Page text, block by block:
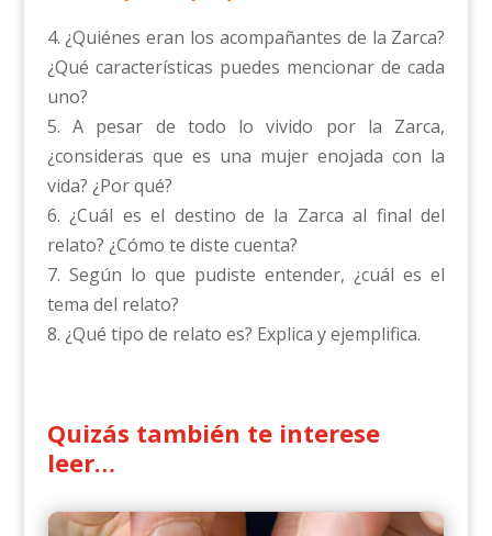
4. ¿Quiénes eran los acompañantes de la Zarca?
¿Qué características puedes mencionar de cada
uno?
5. A pesar de todo lo vivido por la Zarca,
¿consideras que es una mujer enojada con la
vida? ¿Por qué?
6. ¿Cuál es el destino de la Zarca al final del
relato? ¿Cómo te diste cuenta?
7. Según lo que pudiste entender, ¿cuál es el
tema del relato?
8. ¿Qué tipo de relato es? Explica y ejemplifica.
Quizás también te interese
leer…